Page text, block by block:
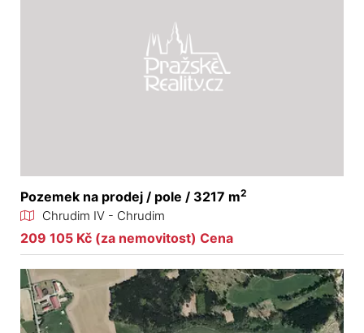
Pozemek na prodej / pole / 3217 m2
Chrudim IV - Chrudim
209 105 Kč (za nemovitost) Cena